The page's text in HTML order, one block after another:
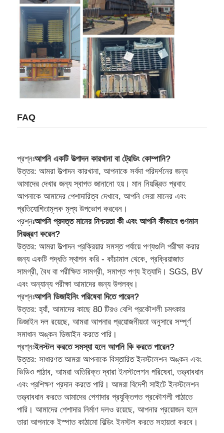
FAQ
প্রশ্নঃআপনি একটি উত্পাদন কারখানা বা ট্রেডিং কোম্পানি?
উত্তর: আমরা উত্পাদন কারখানা, আপনাকে সর্বদা পরিদর্শনের জন্য
আমাদের দেখার জন্য স্বাগত জানানো হয়। মান নিয়ন্ত্রিত প্রবাহ
আপনাকে আমাদের পেশাদারিত্ব দেখাবে, আপনি সেরা মানের এবং
প্রতিযোগিতামূলক মূল্য উপভোগ করবেন।
প্রশ্নঃআপনি প্রদত্ত মানের নিশ্চয়তা কী এবং আপনি কীভাবে গুণমান
নিয়ন্ত্রণ করেন?
উত্তর: আমরা উত্পাদন প্রক্রিয়ার সমস্ত পর্যায়ে পণ্যগুলি পরীক্ষা করার
জন্য একটি পদ্ধতি স্থাপন করি - কাঁচামাল থেকে, প্রক্রিয়াজাত
সামগ্রী, বৈধ বা পরীক্ষিত সামগ্রী, সমাপ্ত পণ্য ইত্যাদি। SGS, BV
এবং অন্যান্য পরীক্ষা আমাদের জন্য উপলব্ধ।
প্রশ্নঃআপনি ডিজাইনিং পরিষেবা দিতে পারেন?
উত্তর: হ্যাঁ, আমাদের কাছে 80 টিরও বেশি প্রকৌশলী চমৎকার
ডিজাইন দল রয়েছে, আমরা আপনার প্রয়োজনীয়তা অনুসারে সম্পূর্ণ
সমাধান অঙ্কন ডিজাইন করতে পারি।
প্রশ্নঃইনস্টল করতে সমস্যা হলে আপনি কি করতে পারেন?
উত্তর: সাধারণত আমরা আপনাকে বিস্তারিত ইনস্টলেশন অঙ্কন এবং
ভিডিও পাঠাব, আমরা অতিরিক্ত দ্বারা ইনস্টলেশন পরিষেবা, তত্ত্বাবধান
এবং প্রশিক্ষণ প্রদান করতে পারি। আমরা বিদেশী সাইটে ইনস্টলেশন
তত্ত্বাবধান করতে আমাদের পেশাদার প্রযুক্তিগত প্রকৌশলী পাঠাতে
পারি। আমাদের পেশাদার নির্মাণ দলও রয়েছে, আপনার প্রয়োজন হলে
তারা আপনাকে ইস্পাত কাঠামো বিল্ডিং ইনস্টল করতে সহায়তা করবে।